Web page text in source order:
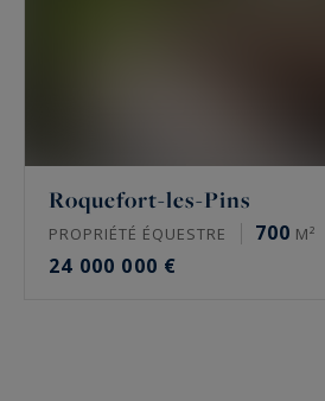
Roquefort-les-Pins
PROPRIÉTÉ ÉQUESTRE 700 M²
24 000 000 €